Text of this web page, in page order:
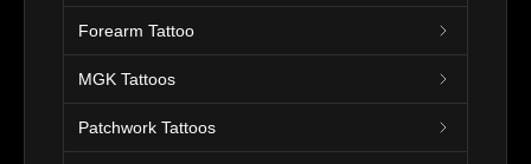
Forearm Tattoo
MGK Tattoos
Patchwork Tattoos